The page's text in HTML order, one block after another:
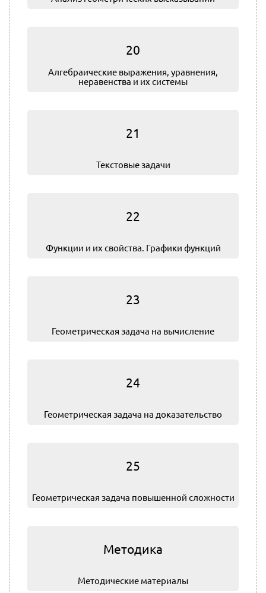
20
Алгебраические выражения, уравнения,
неравенства и их системы
21
Текстовые задачи
22
Функции и их свойства. Графики функций
23
Геометрическая задача на вычисление
24
Геометрическая задача на доказательство
25
Геометрическая задача повышенной сложности
Методика
Методические материалы